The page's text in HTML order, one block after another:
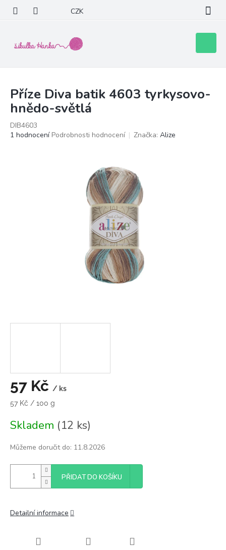
obsah
CZK
košík
Příze Diva batik 4603 tyrkysovo-
hnědo-světlá
DIB4603
Průměrné
1 hodnocení Podrobnosti hodnocení Značka: Alize
57 Kč / ks
Měrná
57 Kč / 100 g
Skladem (12 ks)
Můžeme doručit do: 11.8.2026
PŘIDAT DO KOŠÍKU
Detailní informace